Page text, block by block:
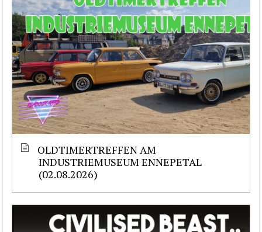
OLDTIMERTREFFEN AM
INDUSTRIEMUSEUM ENNEPETAL
(02.08.2026)